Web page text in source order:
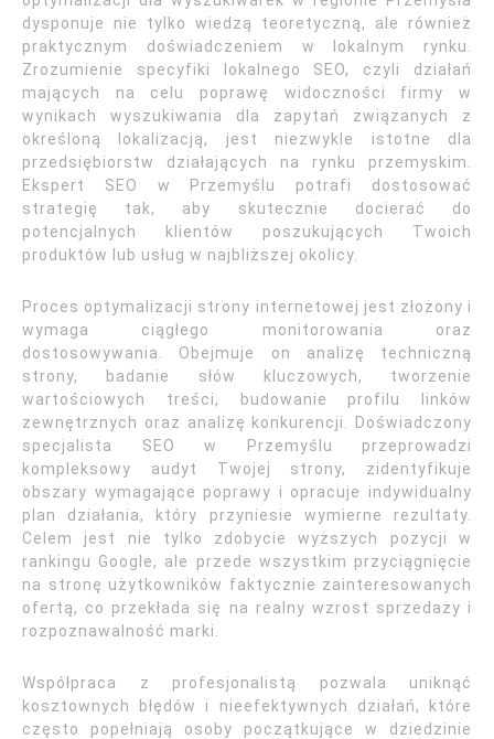
dysponuje nie tylko wiedzą teoretyczną, ale również
praktycznym doświadczeniem w lokalnym rynku.
Zrozumienie specyfiki lokalnego SEO, czyli działań
mających na celu poprawę widoczności firmy w
wynikach wyszukiwania dla zapytań związanych z
określoną lokalizacją, jest niezwykle istotne dla
przedsiębiorstw działających na rynku przemyskim.
Ekspert SEO w Przemyślu potrafi dostosować
strategię tak, aby skutecznie docierać do
potencjalnych klientów poszukujących Twoich
produktów lub usług w najbliższej okolicy.
Proces optymalizacji strony internetowej jest złożony i
wymaga ciągłego monitorowania oraz
dostosowywania. Obejmuje on analizę techniczną
strony, badanie słów kluczowych, tworzenie
wartościowych treści, budowanie profilu linków
zewnętrznych oraz analizę konkurencji. Doświadczony
specjalista SEO w Przemyślu przeprowadzi
kompleksowy audyt Twojej strony, zidentyfikuje
obszary wymagające poprawy i opracuje indywidualny
plan działania, który przyniesie wymierne rezultaty.
Celem jest nie tylko zdobycie wyższych pozycji w
rankingu Google, ale przede wszystkim przyciągnięcie
na stronę użytkowników faktycznie zainteresowanych
ofertą, co przekłada się na realny wzrost sprzedaży i
rozpoznawalność marki.
Współpraca z profesjonalistą pozwala uniknąć
kosztownych błędów i nieefektywnych działań, które
często popełniają osoby początkujące w dziedzinie